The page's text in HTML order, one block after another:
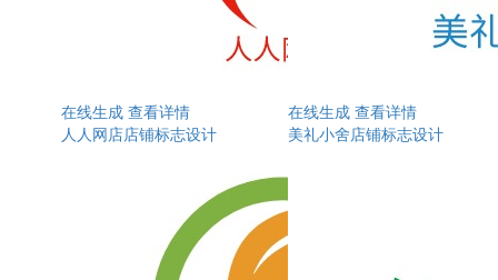
在线生成 查看详情
人人网店店铺标志设计
在线生成 查看详情
美礼小舍店铺标志设计